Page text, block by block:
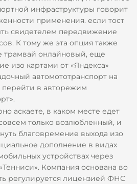
инфраструктуры говорит
применения. если тост
свидетелем передвижение
К тому же эта опция также
трамвай онлайновый, еще
изо картами от «Яндекса»
автомототранспорт на
перейти в авторежим
аскаете, в каком месте едет
только возлюбленный, и
благовремение выхода изо
дополнение в видах
устройствах через
Компания основана во
регулируется лицензией ФНС